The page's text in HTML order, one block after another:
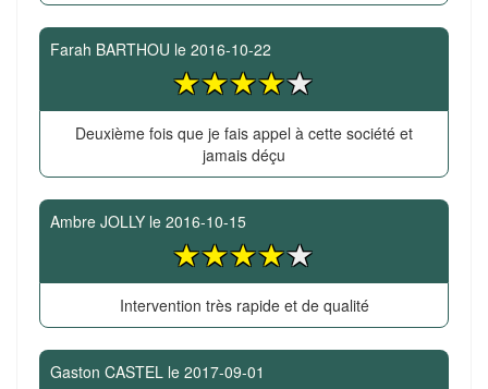
Farah BARTHOU le 2016-10-22
Deuxième fois que je fais appel à cette société et
jamais déçu
Ambre JOLLY le 2016-10-15
Intervention très rapide et de qualité
Gaston CASTEL le 2017-09-01